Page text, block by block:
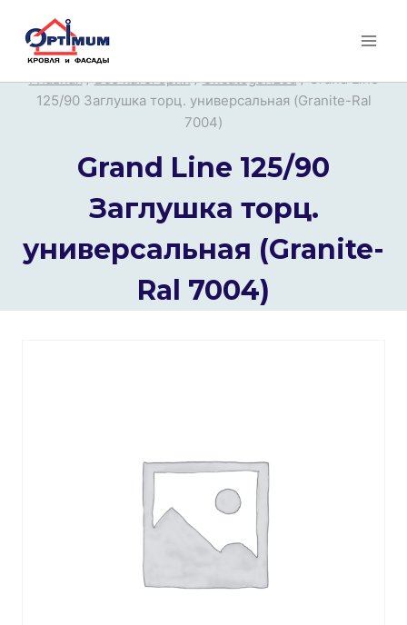
Перейти
Главная / Все категории / Uncategorized / Grand Line
125/90 Заглушка торц. универсальная (Granite-Ral
7004)
Grand Line 125/90
Заглушка торц.
универсальная (Granite-
Ral 7004)